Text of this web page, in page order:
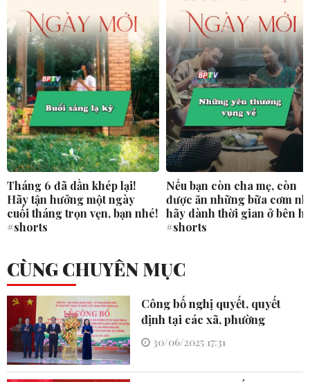
Tháng 6 đã dần khép lại!
Hãy tận hưởng một ngày
cuối tháng trọn vẹn, bạn nhé!
#shorts
Nếu bạn còn cha mẹ, còn
được ăn những bữa cơm
hãy dành thời gian ở bên
#shorts
CÙNG CHUYÊN MỤC
Công bố nghị quyết, quyết
định tại các xã, phường
30/06/2025 17:31